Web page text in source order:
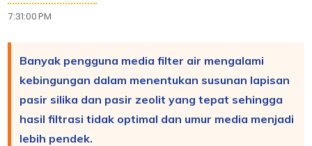
7:31:00 PM
Banyak pengguna media filter air mengalami
kebingungan dalam menentukan susunan lapisan
pasir silika dan pasir zeolit yang tepat sehingga
hasil filtrasi tidak optimal dan umur media menjadi
lebih pendek.